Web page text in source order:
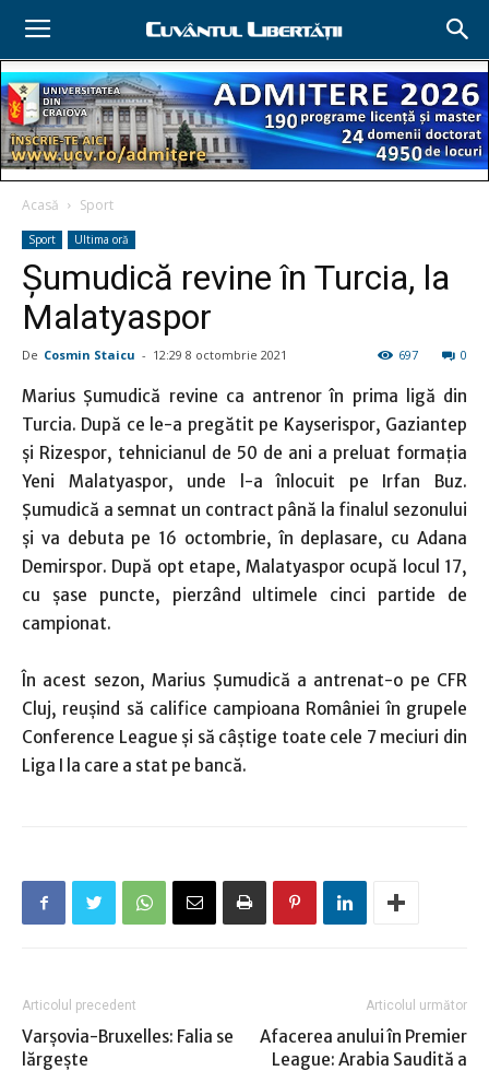
Acasă Sport
Sport Ultima oră
Şumudică revine în Turcia, la
Malatyaspor
De Cosmin Staicu - 12:29 8 octombrie 2021 0
697
Marius Şumudică revine ca antrenor în prima ligă din
Turcia. După ce le-a pregătit pe Kayserispor, Gaziantep
şi Rizespor, tehnicianul de 50 de ani a preluat formaţia
Yeni Malatyaspor, unde l-a înlocuit pe Irfan Buz.
Şumudică a semnat un contract până la finalul sezonului
şi va debuta pe 16 octombrie, în deplasare, cu Adana
Demirspor. După opt etape, Malatyaspor ocupă locul 17,
cu şase puncte, pierzând ultimele cinci partide de
campionat.
În acest sezon, Marius Şumudică a antrenat-o pe CFR
Cluj, reuşind să califice campioana României în grupele
Conference League şi să câştige toate cele 7 meciuri din
Liga I la care a stat pe bancă.
Articolul precedent
Varşovia-Bruxelles: Falia se
lărgeşte
Articolul următor
Afacerea anului în Premier
League: Arabia Saudită a